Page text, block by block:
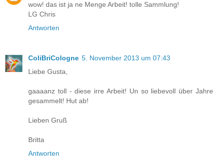
wow! das ist ja ne Menge Arbeit! tolle Sammlung!
LG Chris
Antworten
ColiBriCologne 5. November 2013 um 07:43
Liebe Gusta,
gaaaanz toll - diese irre Arbeit! Un so liebevoll über Jahre
gesammelt! Hut ab!
Lieben Gruß
Britta
Antworten